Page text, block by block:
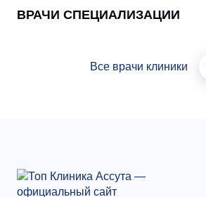
ВРАЧИ СПЕЦИАЛИЗАЦИИ
Все врачи клиники